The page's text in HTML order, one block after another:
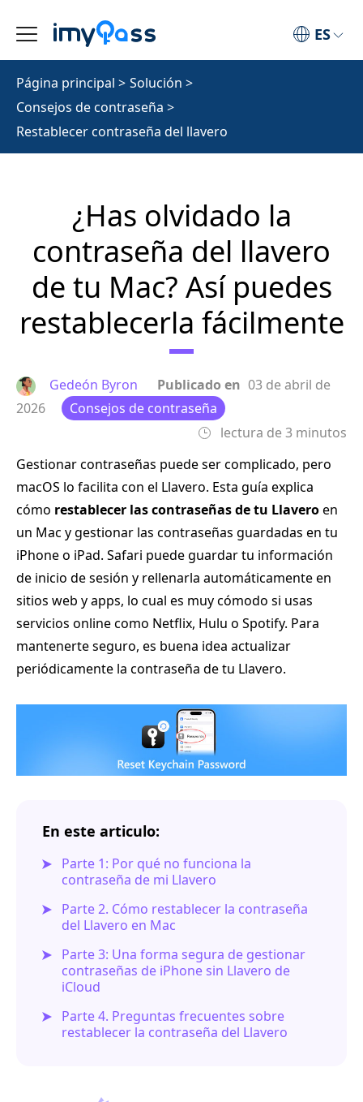
ES
Página principal > Solución >
Consejos de contraseña >
Restablecer contraseña del llavero
¿Has olvidado la
contraseña del llavero
de tu Mac? Así puedes
restablecerla fácilmente
Gedeón Byron Publicado en 03 de abril de
2026
Consejos de contraseña
lectura de 3 minutos
Gestionar contraseñas puede ser complicado, pero
macOS lo facilita con el Llavero. Esta guía explica
cómo restablecer las contraseñas de tu Llaveroen
un Mac y gestionar las contraseñas guardadas en tu
iPhone o iPad. Safari puede guardar tu información
de inicio de sesión y rellenarla automáticamente en
sitios web y apps, lo cual es muy cómodo si usas
servicios online como Netflix, Hulu o Spotify. Para
mantenerte seguro, es buena idea actualizar
periódicamente la contraseña de tu Llavero.
En este articulo:
Parte 1: Por qué no funciona la
contraseña de mi Llavero
Parte 2. Cómo restablecer la contraseña
del Llavero en Mac
Parte 3: Una forma segura de gestionar
contraseñas de iPhone sin Llavero de
iCloud
Parte 4. Preguntas frecuentes sobre
restablecer la contraseña del Llavero